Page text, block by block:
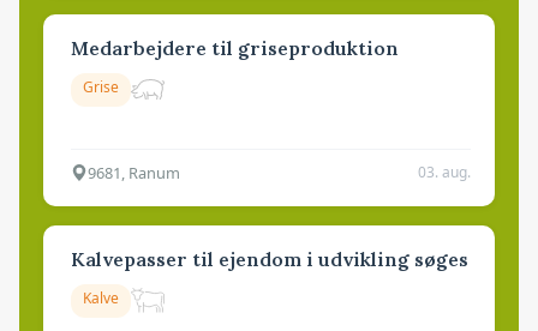
Medarbejdere til griseproduktion
Grise
9681, Ranum 03. aug.
Kalvepasser til ejendom i udvikling søges
Kalve